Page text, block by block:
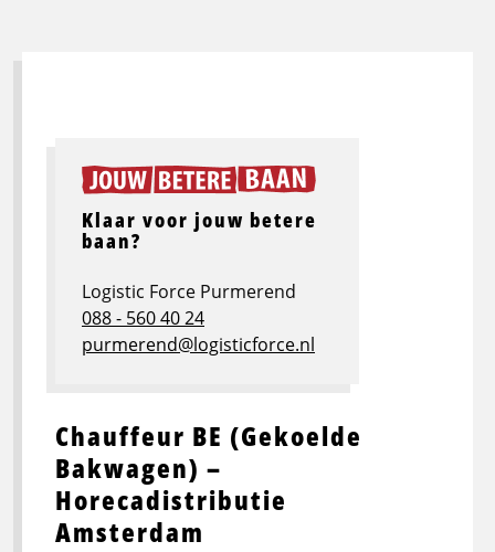
Chauffeur BE (Gekoelde
Bakwagen) –
Horecadistributie
Amsterdam
Klaar voor jouw betere
baan?
Logistic Force Purmerend
088 - 560 40 24
purmerend@logisticforce.nl